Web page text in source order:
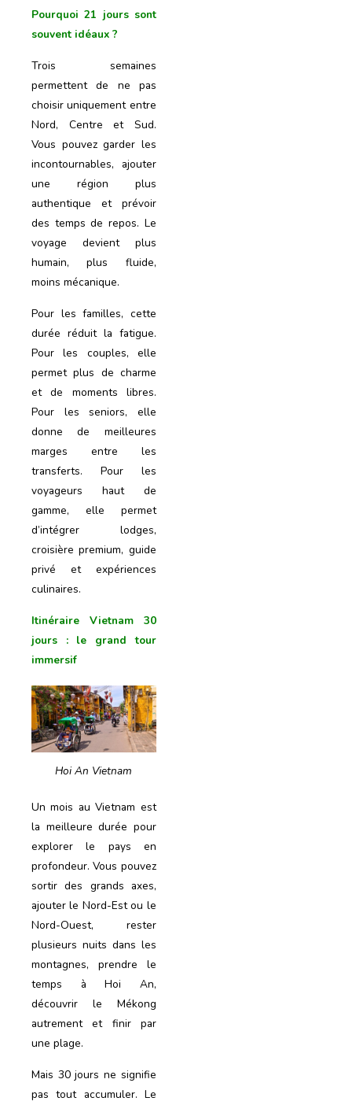
Pourquoi 21 jours sont
souvent idéaux ?
Trois semaines
permettent de ne pas
choisir uniquement entre
Nord, Centre et Sud.
Vous pouvez garder les
incontournables, ajouter
une région plus
authentique et prévoir
des temps de repos. Le
voyage devient plus
humain, plus fluide,
moins mécanique.
Pour les familles, cette
durée réduit la fatigue.
Pour les couples, elle
permet plus de charme
et de moments libres.
Pour les seniors, elle
donne de meilleures
marges entre les
transferts. Pour les
voyageurs haut de
gamme, elle permet
d’intégrer lodges,
croisière premium, guide
privé et expériences
culinaires.
Itinéraire Vietnam 30
jours : le grand tour
immersif
Hoi An Vietnam
Un mois au Vietnam est
la meilleure durée pour
explorer le pays en
profondeur. Vous pouvez
sortir des grands axes,
ajouter le Nord-Est ou le
Nord-Ouest, rester
plusieurs nuits dans les
montagnes, prendre le
temps à Hoi An,
découvrir le Mékong
autrement et finir par
une plage.
Mais 30 jours ne signifie
pas tout accumuler. Le